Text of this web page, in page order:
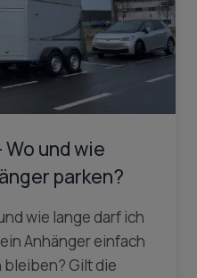
und wie
parken?
wie lange darf ich
Anhänger einfach
Gilt die